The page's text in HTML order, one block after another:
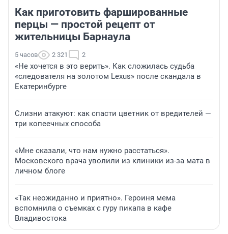
Как приготовить фаршированные
перцы — простой рецепт от
жительницы Барнаула
5 часов 2 321 2
«Не хочется в это верить». Как сложилась судьба
«следователя на золотом Lexus» после скандала в
Екатеринбурге
Слизни атакуют: как спасти цветник от вредителей —
три копеечных способа
«Мне сказали, что нам нужно расстаться».
Московского врача уволили из клиники из-за мата в
личном блоге
«Так неожиданно и приятно». Героиня мема
вспомнила о съемках с гуру пикапа в кафе
Владивостока